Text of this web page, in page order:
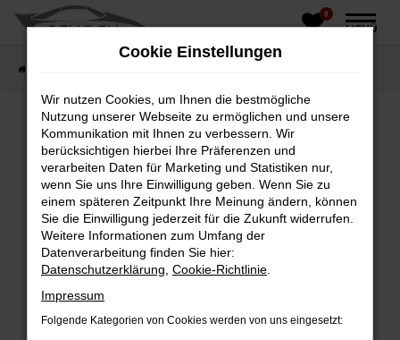
Zum
0
MENÜ
Fehler: Network Error
Beim Laden ist ein Fehler aufgetreten.
Hier sind ein paar Tipps, die dir helfen können:
Überprüfe deine Firewall und deine
Internetverbindung.
Laden andere Webseiten, zum Beispiel deine
Suchmaschine?
Prüfe deine Browsererweiterungen.
Cookie Einstellungen
Wir nutzen Cookies, um Ihnen die bestmögliche
Nutzung unserer Webseite zu ermöglichen und unsere
Kommunikation mit Ihnen zu verbessern. Wir
berücksichtigen hierbei Ihre Präferenzen und
verarbeiten Daten für Marketing und Statistiken nur,
wenn Sie uns Ihre Einwilligung geben. Wenn Sie zu
einem späteren Zeitpunkt Ihre Meinung ändern, können
Sie die Einwilligung jederzeit für die Zukunft widerrufen.
Weitere Informationen zum Umfang der
Datenverarbeitung finden Sie hier:
Datenschutzerklärung Cookie-Richtlinie
Impressum
Folgende Kategorien von Cookies werden von uns eingesetzt: